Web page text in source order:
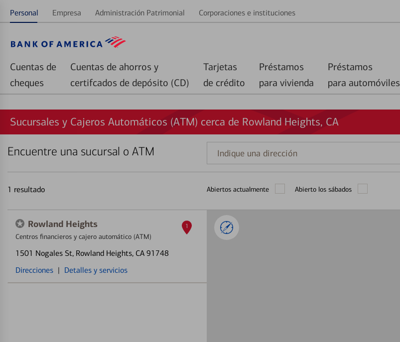
Personal Empresa Administración Patrimonial Corporaciones e instituciones
Cuentas de
cheques
Cuentas de ahorros y
certifcados de depósito (CD)
Tarjetas
de crédito
Préstamos
para vivienda
Préstamos
para automóviles
Sucursales y Cajeros Automáticos (ATM) cerca de Rowland Heights, CA
Encuentre una sucursal o ATM
Indique
una
1 resultado Abiertos actualmente Abierto los sábados
Rowland Heights
Centros financieros y cajero automático (ATM)
1501 Nogales St, Rowland Heights, CA 91748
Direcciones | Detalles y servicios
1